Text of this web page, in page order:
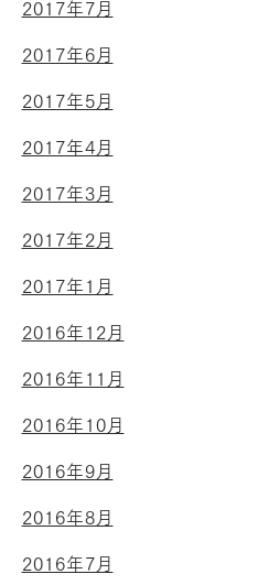
2017年7月
2017年6月
2017年5月
2017年4月
2017年3月
2017年2月
2017年1月
2016年12月
2016年11月
2016年10月
2016年9月
2016年8月
2016年7月